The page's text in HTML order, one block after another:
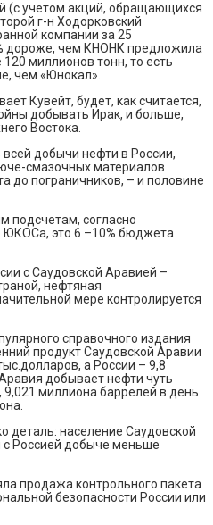
(с учетом акций, обращающихся
г-н Ходорковский
компании за 25
дороже, чем КНОНК предложила
миллионов тонн, то есть
чем «Юнокал».
Кувейт, будет, как считается,
добывать Ирак, и больше,
Востока.
добычи нефти в России,
смазочных материалов
до пограничников, – и половине
подсчетам, согласно
это 6 –10% бюджета
с Саудовской Аравией –
нефтяная
мере контролируется
справочного издания
продукт Саудовской Аравии
а России – 9,8
добывает нефти чуть
миллиона баррелей в день
деталь: население Саудовской
Россией добыче меньше
продажа контрольного пакета
безопасности России или